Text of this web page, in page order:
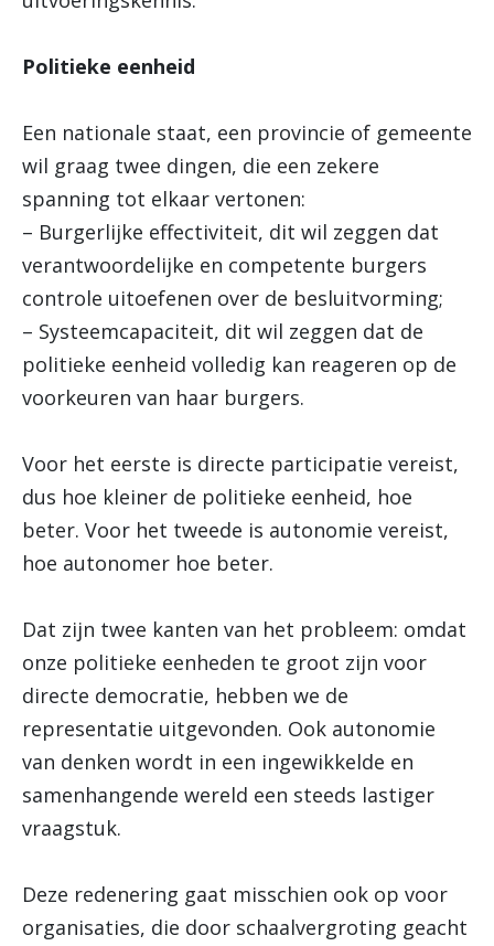
Politieke eenheid
Een nationale staat, een provincie of gemeente
wil graag twee dingen, die een zekere
spanning tot elkaar vertonen:
– Burgerlijke effectiviteit, dit wil zeggen dat
verantwoordelijke en competente burgers
controle uitoefenen over de besluitvorming;
– Systeemcapaciteit, dit wil zeggen dat de
politieke eenheid volledig kan reageren op de
voorkeuren van haar burgers.
Voor het eerste is directe participatie vereist,
dus hoe kleiner de politieke eenheid, hoe
beter. Voor het tweede is autonomie vereist,
hoe autonomer hoe beter.
Dat zijn twee kanten van het probleem: omdat
onze politieke eenheden te groot zijn voor
directe democratie, hebben we de
representatie uitgevonden. Ook autonomie
van denken wordt in een ingewikkelde en
samenhangende wereld een steeds lastiger
vraagstuk.
Deze redenering gaat misschien ook op voor
organisaties, die door schaalvergroting geacht